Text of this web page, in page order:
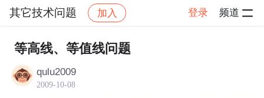
其它技术问题 加入 登录 频道
社区 其它技术问题 帖子详情
等高线、等值线问题
qulu2009
2009-10-08